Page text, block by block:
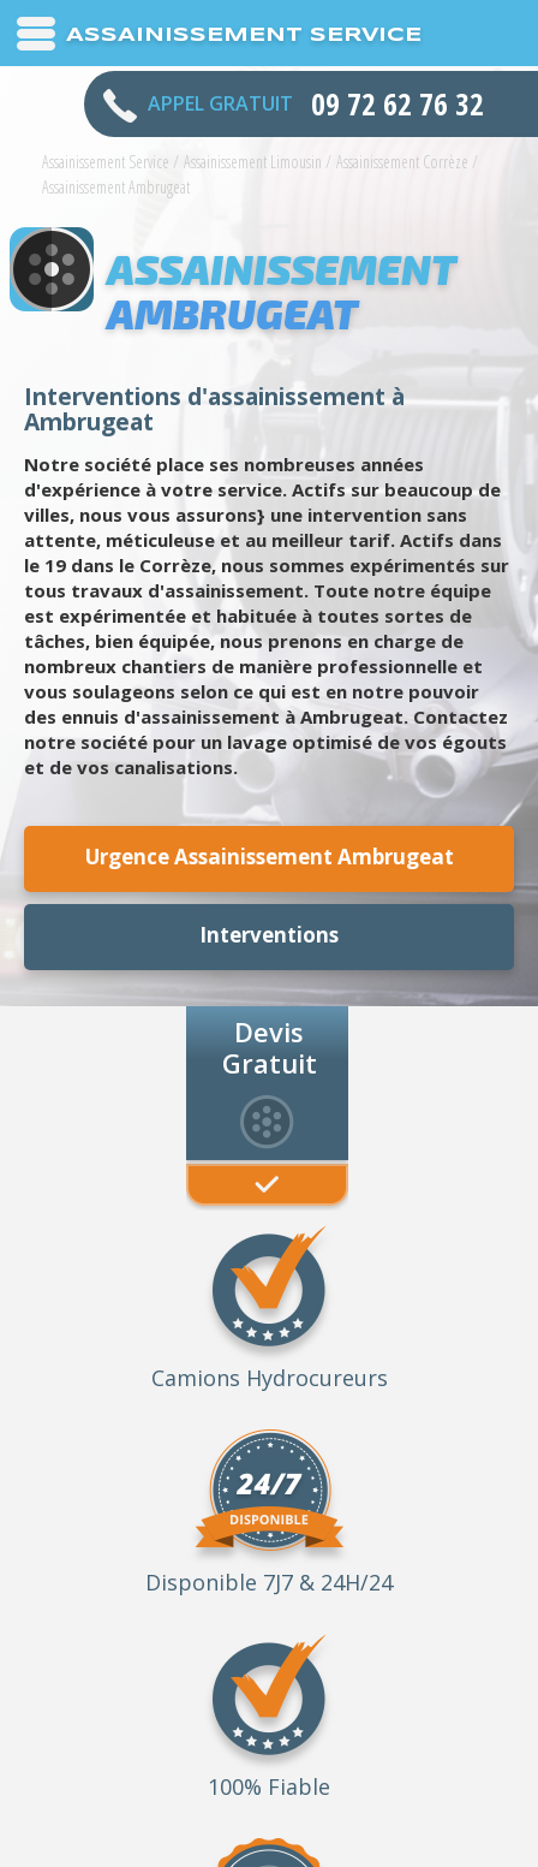
ASSAINISSEMENT SERVICE
APPEL GRATUIT 09 72 62 76 32
Assainissement Service / Assainissement Limousin / Assainissement Corrèze /
Assainissement Ambrugeat
ASSAINISSEMENT
AMBRUGEAT
Interventions d'assainissement à
Ambrugeat
Notre société place ses nombreuses années
d'expérience à votre service. Actifs sur beaucoup de
villes, nous vous assurons} une intervention sans
attente, méticuleuse et au meilleur tarif. Actifs dans
le 19 dans le Corrèze, nous sommes expérimentés sur
tous travaux d'assainissement. Toute notre équipe
est expérimentée et habituée à toutes sortes de
tâches, bien équipée, nous prenons en charge de
nombreux chantiers de manière professionnelle et
vous soulageons selon ce qui est en notre pouvoir
des ennuis d'assainissement à Ambrugeat. Contactez
notre société pour un lavage optimisé de vos égouts
et de vos canalisations.
Urgence Assainissement Ambrugeat
Interventions
Devis
Gratuit
Camions Hydrocureurs
Disponible 7J7 & 24H/24
100% Fiable